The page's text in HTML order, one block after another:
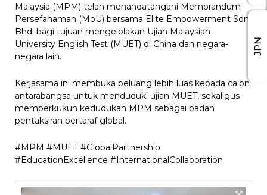
Malaysia (MPM) telah menandatangani Memorandum
Persefahaman (MoU) bersama Elite Empowerment Sdn.
Bhd. bagi tujuan mengelolakan Ujian Malaysian
University English Test (MUET) di China dan negara-
negara lain.
Kerjasama ini membuka peluang lebih luas kepada calon
antarabangsa untuk menduduki ujian MUET, sekaligus
memperkukuh kedudukan MPM sebagai badan
pentaksiran bertaraf global.
#MPM #MUET #GlobalPartnership
#EducationExcellence #InternationalCollaboration
JPN